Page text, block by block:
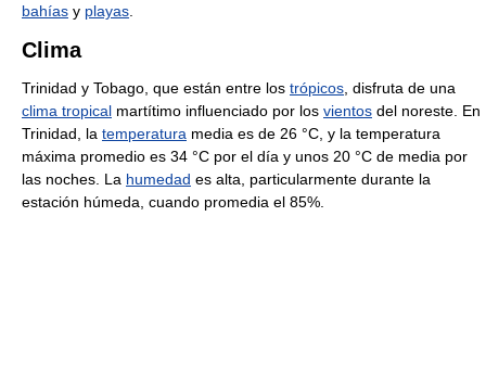
bahías y playas.
Clima
Trinidad y Tobago, que están entre los trópicos, disfruta de una
clima tropical martítimo influenciado por los vientos del noreste. En
Trinidad, la temperatura media es de 26 °C, y la temperatura
máxima promedio es 34 °C por el día y unos 20 °C de media por
las noches. La humedad es alta, particularmente durante la
estación húmeda, cuando promedia el 85%.